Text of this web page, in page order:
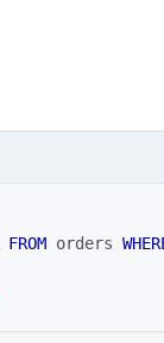
FROM orders